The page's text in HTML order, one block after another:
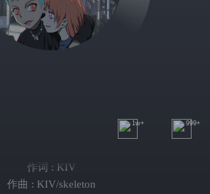
1w+ 999+
作词 : KIV
作曲 : KIV/skeleton